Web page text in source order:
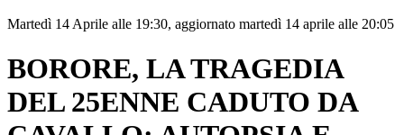
Martedì 14 Aprile alle 19:30, aggiornato martedì 14 aprile alle 20:05
BORORE, LA TRAGEDIA
DEL 25ENNE CADUTO DA